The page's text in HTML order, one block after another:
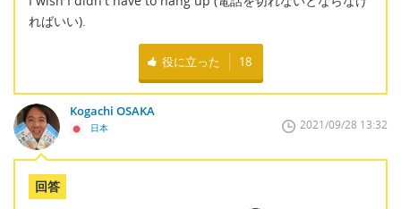
ればいい).
役に立った 18
Kogachi OSAKA
日本 2021/09/28 13:32
回答